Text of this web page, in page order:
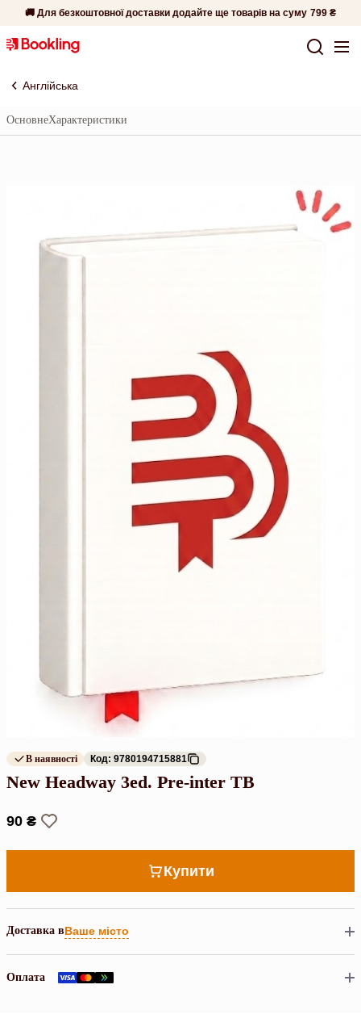
🚚 Для безкоштовної доставки додайте ще товарів на суму 799 ₴
Англійська
ОсновнеХарактеристики
В наявності Код: 9780194715881
New Headway 3ed. Pre-inter TB
90 ₴
Купити
Доставка вВаше місто
Оплата